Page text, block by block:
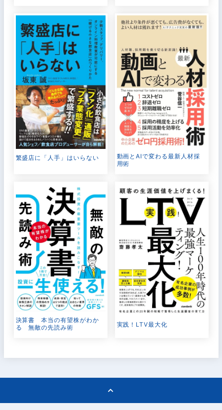
繁盛店に「人手」はいらない
動画とAIで変わる最新人材採
用術
決算書 本当の有望株がわか
る 無敵の先読み術
実践！LTV最大化